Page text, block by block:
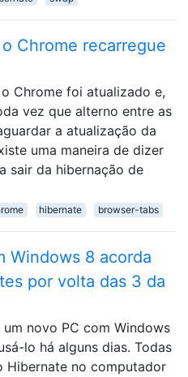
Chrome recarregue
Chrome foi atualizado e,
vez que alterno entre as
a atualização da
uma maneira de dizer
sair da hibernação de
hibernate browser-tabs
Windows 8 acorda
por volta das 3 da
novo PC com Windows
lo há alguns dias. Todas
Hibernate no computador